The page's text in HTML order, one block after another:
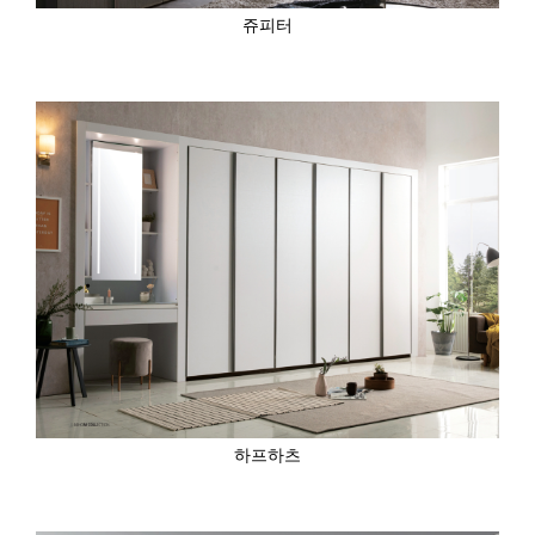
쥬피터
하프하츠